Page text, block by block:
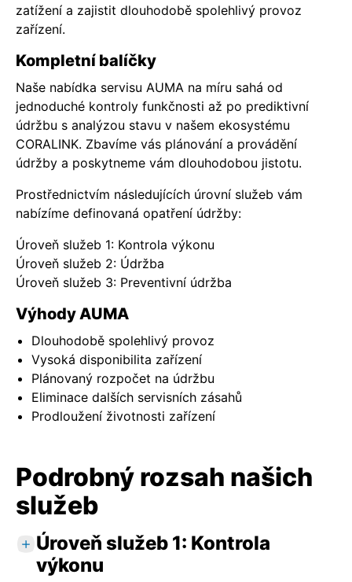
zatížení a zajistit dlouhodobě spolehlivý provoz
zařízení.
Kompletní balíčky
Naše nabídka servisu AUMA na míru sahá od
jednoduché kontroly funkčnosti až po prediktivní
údržbu s analýzou stavu v našem ekosystému
CORALINK. Zbavíme vás plánování a provádění
údržby a poskytneme vám dlouhodobou jistotu.
Prostřednictvím následujících úrovní služeb vám
nabízíme definovaná opatření údržby:
Úroveň služeb 1: Kontrola výkonu
Úroveň služeb 2: Údržba
Úroveň služeb 3: Preventivní údržba
Výhody AUMA
Dlouhodobě spolehlivý provoz
Vysoká disponibilita zařízení
Plánovaný rozpočet na údržbu
Eliminace dalších servisních zásahů
Prodloužení životnosti zařízení
Podrobný rozsah našich
služeb
Úroveň služeb 1: Kontrola
výkonu